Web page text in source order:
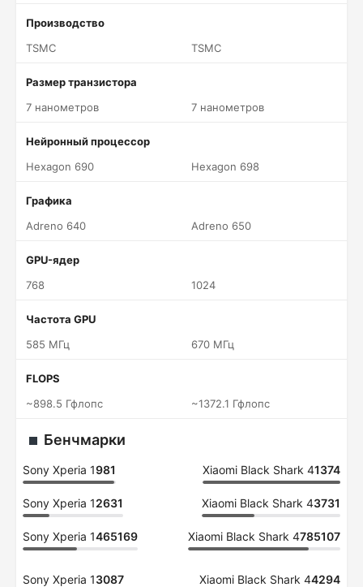
Производство
TSMC
TSMC
Размер транзистора
7 нанометров
7 нанометров
Нейронный процессор
Hexagon 690
Hexagon 698
Графика
Adreno 640
Adreno 650
GPU-ядер
768
1024
Частота GPU
585 МГц
670 МГц
FLOPS
~898.5 Гфлопс
~1372.1 Гфлопс
Бенчмарки
Sony Xperia 1981 Xiaomi Black Shark 41374
Sony Xperia 12631 Xiaomi Black Shark 43731
Sony Xperia 1465169 Xiaomi Black Shark 4785107
Sony Xperia 13087 Xiaomi Black Shark 44294